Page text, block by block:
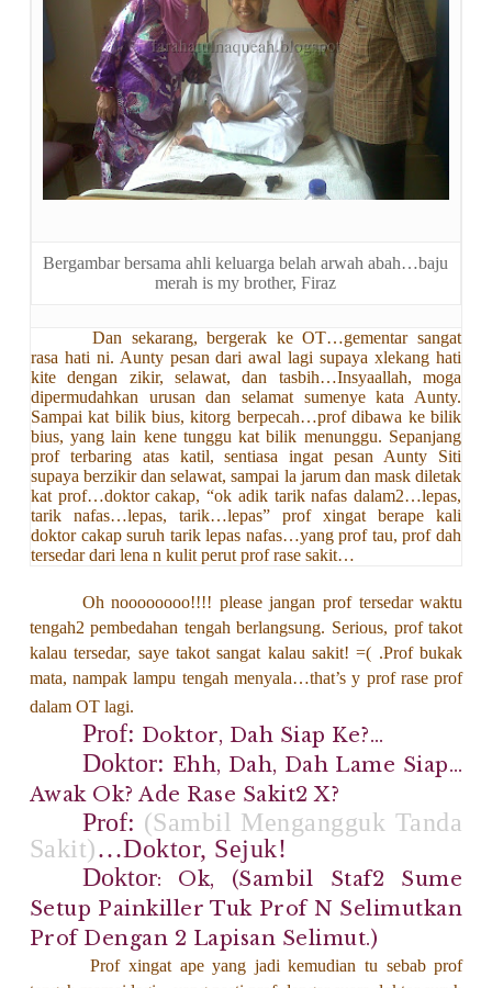
Bergambar bersama ahli keluarga belah arwah abah…baju
merah is my brother, Firaz
Dan sekarang, bergerak ke OT…gementar sangat
rasa hati ni. Aunty pesan dari awal lagi supaya xlekang hati
kite dengan zikir, selawat, dan tasbih…Insyaallah, moga
dipermudahkan urusan dan selamat sumenye kata Aunty.
Sampai kat bilik bius, kitorg berpecah…prof dibawa ke bilik
bius, yang lain kene tunggu kat bilik menunggu. Sepanjang
prof terbaring atas katil, sentiasa ingat pesan Aunty Siti
supaya berzikir dan selawat, sampai la jarum dan mask diletak
kat prof…doktor cakap, “ok adik tarik nafas dalam2…lepas,
tarik nafas…lepas, tarik…lepas” prof xingat berape kali
doktor cakap suruh tarik lepas nafas…yang prof tau, prof dah
tersedar dari lena n kulit perut prof rase sakit…
Oh noooooooo!!!! please jangan prof tersedar waktu
tengah2 pembedahan tengah berlangsung. Serious, prof takot
kalau tersedar, saye takot sangat kalau sakit! =( .Prof bukak
mata, nampak lampu tengah menyala…that’s y prof rase prof
dalam OT lagi.
Prof: Doktor, Dah Siap Ke?…
Doktor: Ehh, Dah, Dah Lame Siap…
Awak Ok? Ade Rase Sakit2 X?
Prof: (Sambil Mengangguk Tanda
Sakit)…Doktor, Sejuk!
Doktor: Ok, (sambil Staf2 Sume
Setup Painkiller Tuk Prof N Selimutkan
Prof Dengan 2 Lapisan Selimut.)
Prof xingat ape yang jadi kemudian tu sebab prof